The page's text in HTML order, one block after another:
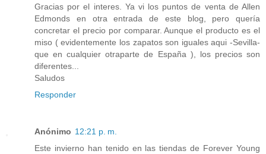
Gracias por el interes. Ya vi los puntos de venta de Allen
Edmonds en otra entrada de este blog, pero quería
concretar el precio por comparar. Aunque el producto es el
miso ( evidentemente los zapatos son iguales aqui -Sevilla-
que en cualquier otraparte de España ), los precios son
diferentes...
Saludos
Responder
Anónimo 12:21 p. m.
Este invierno han tenido en las tiendas de Forever Young